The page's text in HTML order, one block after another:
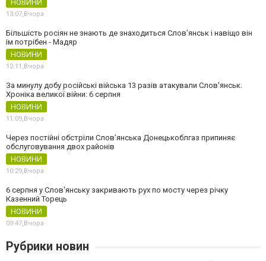
НОВИНИ
13:07,Вчора
Більшість росіян не знають де знаходиться Слов’янськ і навіщо він
їм потрібен - Мадяр
НОВИНИ
12:11,Вчора
За минулу добу російські війська 13 разів атакували Слов'янськ.
Хроніка великої війни: 6 серпня
НОВИНИ
11:09,Вчора
Через постійні обстріли Слов’янська Донецькоблгаз припиняє
обслуговування двох районів
НОВИНИ
10:29,Вчора
6 серпня у Слов'янську закривають рух по мосту через річку
Казенний Торець
НОВИНИ
09:47,Вчора
Рубрики новин